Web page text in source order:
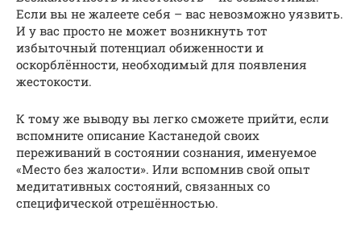
Если вы не жалеете себя – вас невозможно уязвить.
И у вас просто не может возникнуть тот
избыточный потенциал обиженности и
оскорблённости, необходимый для появления
жестокости.
К тому же выводу вы легко сможете прийти, если
вспомните описание Кастанедой своих
переживаний в состоянии сознания, именуемое
«Место без жалости». Или вспомнив свой опыт
медитативных состояний, связанных со
специфической отрешённостью.